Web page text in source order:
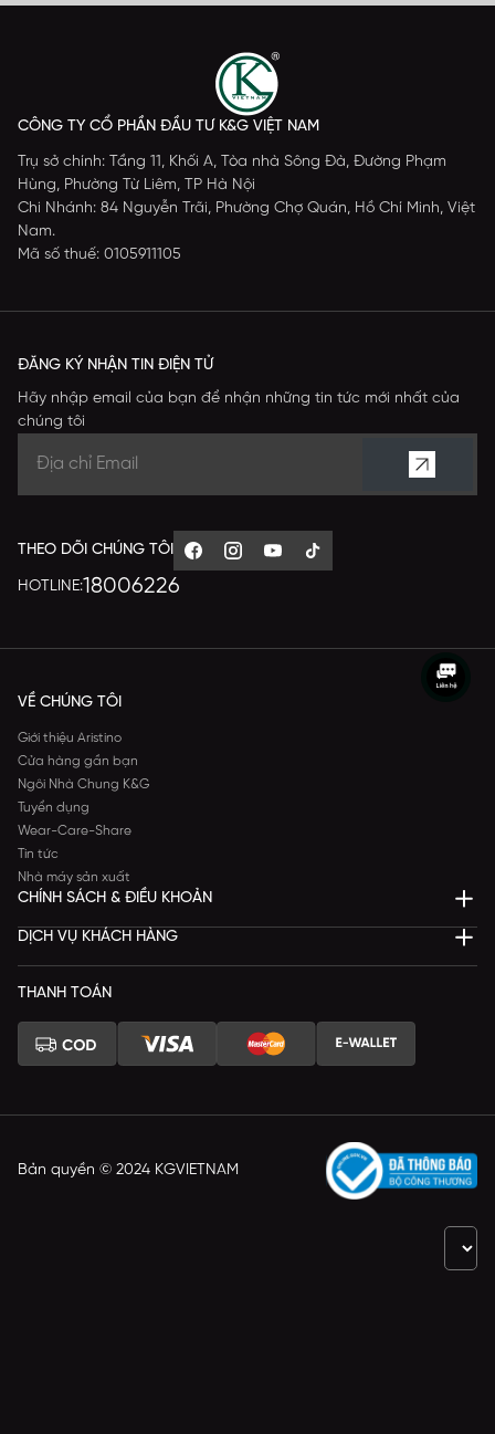
CÔNG TY CỔ PHẦN ĐẦU TƯ K&G VIỆT NAM
Trụ sở chính: Tầng 11, Khối A, Tòa nhà Sông Đà, Đường Phạm
Hùng, Phường Từ Liêm, TP Hà Nội
Chi Nhánh: 84 Nguyễn Trãi, Phường Chợ Quán, Hồ Chí Minh, Việt
Nam.
Mã số thuế: 0105911105
ĐĂNG KÝ NHẬN TIN ĐIỆN TỬ
Hãy nhập email của bạn để nhận những tin tức mới nhất của
chúng tôi
THEO DÕI CHÚNG TÔI
HOTLINE:18006226
VỀ CHÚNG TÔI
Giới thiệu Aristino
Cửa hàng gần bạn
Ngôi Nhà Chung K&G
Tuyển dụng
Wear-Care-Share
Tin tức
Nhà máy sản xuất
CHÍNH SÁCH & ĐIỀU KHOẢN
DỊCH VỤ KHÁCH HÀNG
THANH TOÁN
Bản quyền © 2024 KGVIETNAM